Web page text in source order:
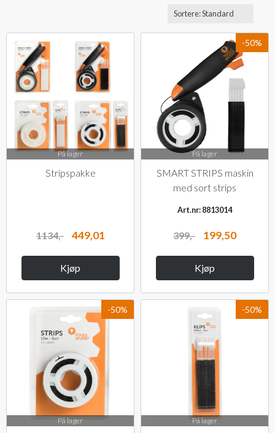
På lager
Stripspakke
1134,- 449,01
Kjøp
-50%
På lager
SMART STRIPS maskin
med sort strips
Art.nr: 8813014
399,- 199,50
Kjøp
-50%
På lager
-50%
På lager